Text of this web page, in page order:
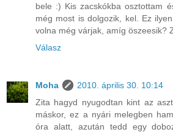
bele :) Kis zacskókba osztottam
még most is dolgozik, kel. Ez
volna még várjak, amíg öszeesik?
Válasz
Moha
2010. április 30. 10:14
Zita hagyd nyugodtan kint az
máskor, ez a nyári melegben
óra alatt, azután tedd egy